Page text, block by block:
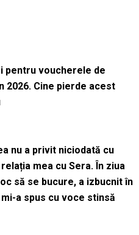
pentru voucherele de
2026. Cine pierde acest
nu a privit niciodată cu
mea cu Sera. În ziua
să se bucure, a izbucnit în
a spus cu voce stinsă